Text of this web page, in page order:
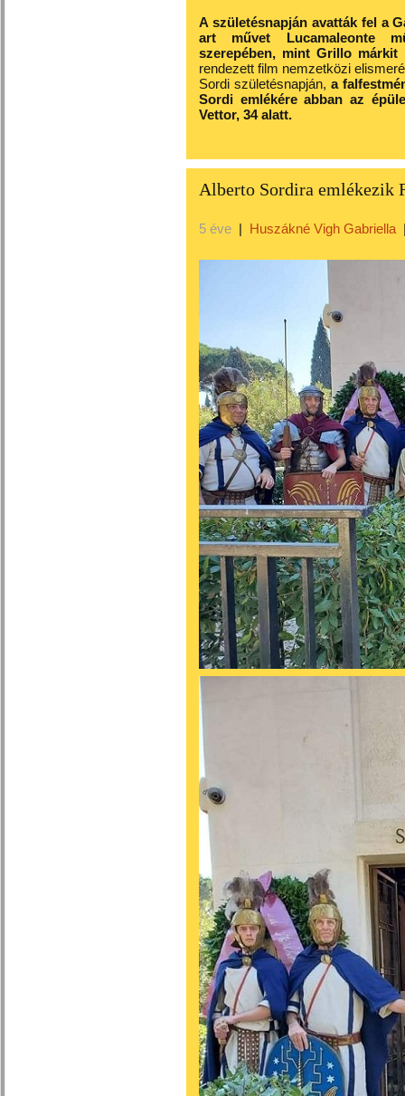
A születésnapján avatták fel a
art művet Lucamaleonte
szerepében, mint Grillo márkit
rendezett film nemzetközi
Sordi születésnapján, a
Sordi emlékére abban az
Vettor, 34 alatt.
Alberto Sordira emlékezik
5 éve | Huszákné Vigh Gabriella